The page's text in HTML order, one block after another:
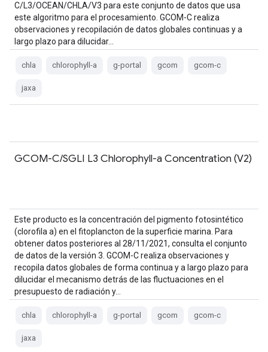
C/L3/OCEAN/CHLA/V3 para este conjunto de datos que usa
este algoritmo para el procesamiento. GCOM-C realiza
observaciones y recopilación de datos globales continuas y a
largo plazo para dilucidar…
chla chlorophyll-a g-portal gcom gcom-c
jaxa
GCOM-C/SGLI L3 Chlorophyll-a Concentration (V2)
Este producto es la concentración del pigmento fotosintético
(clorofila a) en el fitoplancton de la superficie marina. Para
obtener datos posteriores al 28/11/2021, consulta el conjunto
de datos de la versión 3. GCOM-C realiza observaciones y
recopila datos globales de forma continua y a largo plazo para
dilucidar el mecanismo detrás de las fluctuaciones en el
presupuesto de radiación y…
chla chlorophyll-a g-portal gcom gcom-c
jaxa